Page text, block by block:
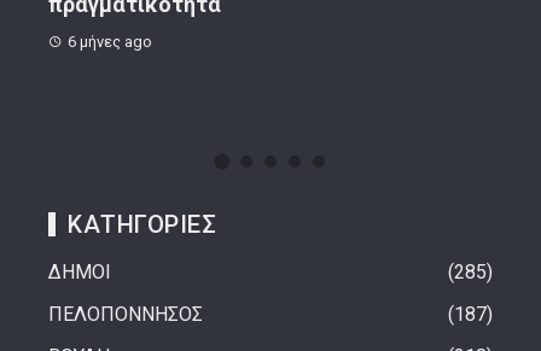
8 μήνες ago
ΚΑΤΗΓΟΡΙΕΣ
ΔΗΜΟΙ
285
ΠΕΛΟΠΟΝΝΗΣΟΣ
187